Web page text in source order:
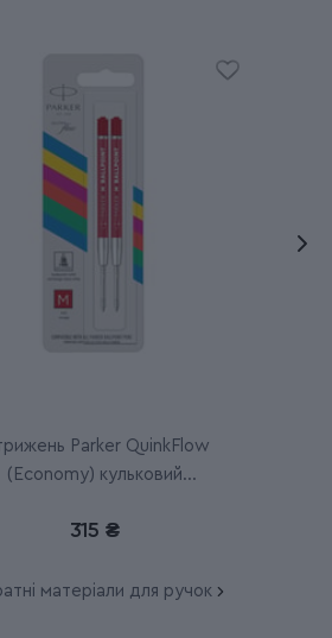
Parker QuinkFlow
(Economy) кульковий
315 ₴
матеріали для ручок